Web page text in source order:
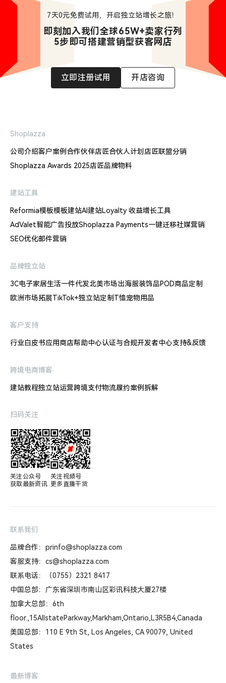
7天0元免费试用，开启独立站增长之旅！
即刻加入我们全球65W+卖家行列
5步即可搭建营销型获客网店
立即注册试用 开店咨询
Shoplazza
公司介绍客户案例合作伙伴店匠合伙人计划店匠联盟分销
Shoplazza Awards 2025店匠品牌物料
建站工具
Reformia模板模板建站AI建站Loyalty 收益增长工具
AdValet智能广告投放Shoplazza Payments一键迁移社媒营销
SEO优化邮件营销
品牌独立站
3C电子家居生活一件代发北美市场出海服装饰品POD商品定制
欧洲市场拓展TikTok+独立站定制T恤宠物用品
客户支持
行业白皮书应用商店帮助中心认证与合规开发者中心支持&反馈
跨境电商博客
建站教程独立站运营跨境支付物流履约案例拆解
扫码关注
关注公众号
获取最新资讯
关注视频号
更多直播干货
联系我们
品牌合作：prinfo@shoplazza.com
客服支持：cs@shoplazza.com
联系电话：（0755）2321 8417
中国总部：广东省深圳市南山区彩讯科技大厦27楼
加拿大总部：6th
floor.,15AllstateParkway,Markham,Ontario,L3R5B4,Canada
美国总部：110 E 9th St, Los Angeles, CA 90079, United
States
最新博客